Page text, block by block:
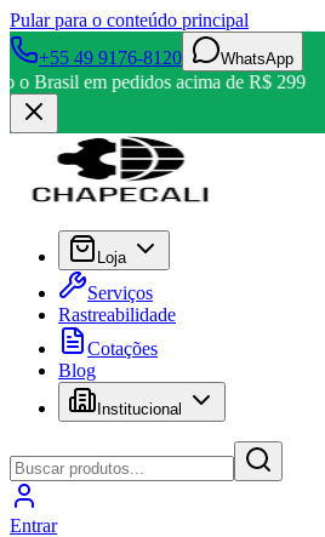
Pular para o conteúdo principal
+55 49 9176-8120
WhatsApp
o Brasil em pedidos acima de R$ 299
Loja
Serviços
Rastreabilidade
Cotações
Blog
Institucional
Entrar